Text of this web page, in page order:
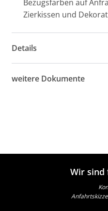
Bezugsfarben auf
Zierkissen und
Details
weitere Dokumente
Wir sind